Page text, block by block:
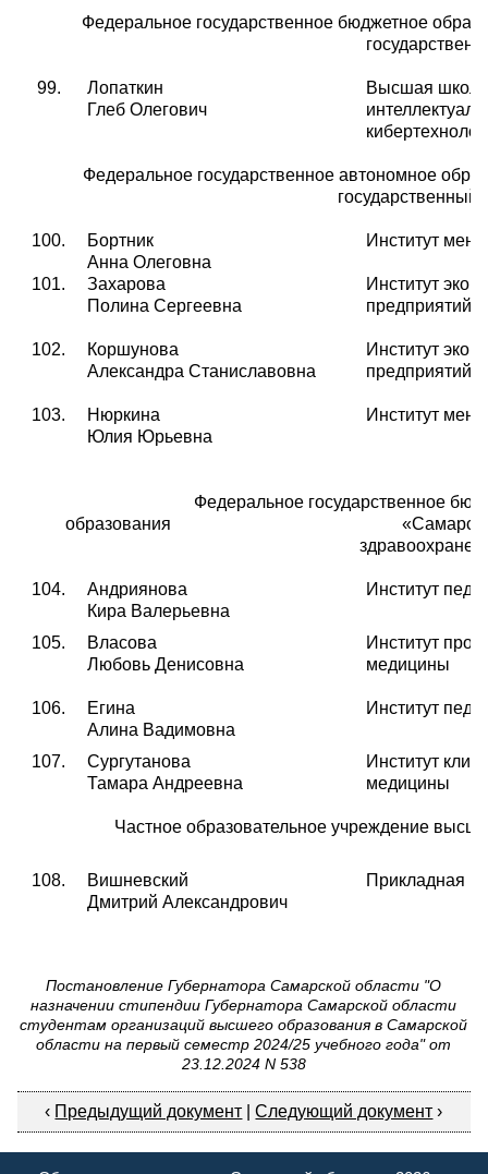
Федеральное государственное бюджетное
99.
Лопаткин
Глеб Олегович
Высшая
Федеральное государственное автономное
государственный
100.
Бортник
Анна Олеговна
Институт
101.
Захарова
Полина Сергеевна
Институт
предприятий
102.
Коршунова
Александра Станиславовна
Институт
предприятий
103.
Нюркина
Юлия Юрьевна
Институт
Федеральное государственное
образования
104.
Андриянова
Кира Валерьевна
Институт
105.
Власова
Любовь Денисовна
Институт
медицины
106.
Егина
Алина Вадимовна
Институт
107.
Сургутанова
Тамара Андреевна
Институт
медицины
Частное образовательное учреждение
108.
Вишневский
Дмитрий Александрович
Прикладная
Постановление Губернатора Самарской области "О
назначении стипендии Губернатора Самарской области
студентам организаций высшего образования в Самарской
области на первый семестр 2024/25 учебного года" от
23.12.2024 N 538
‹ Предыдущий документ |Следующий документ ›